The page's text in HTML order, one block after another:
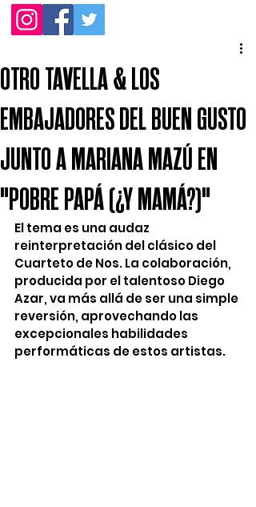
OTRO TAVELLA & LOS
EMBAJADORES DEL BUEN GUSTO
JUNTO A MARIANA MAZÚ EN
"POBRE PAPÁ (¿Y MAMÁ?)"
El tema es una audaz
reinterpretación del clásico del
Cuarteto de Nos. La colaboración,
producida por el talentoso Diego
Azar, va más allá de ser una simple
reversión, aprovechando las
excepcionales habilidades
performáticas de estos artistas.